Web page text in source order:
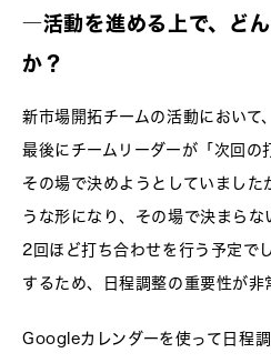
―活動を進める上で、ど
か？
新市場開拓チームの活動において
最後にチームリーダーが「次回の
その場で決めようとしていました
うな形になり、その場で決まらな
2回ほど打ち合わせを行う予定で
するため、日程調整の重要性が非
Googleカレンダーを使って日程